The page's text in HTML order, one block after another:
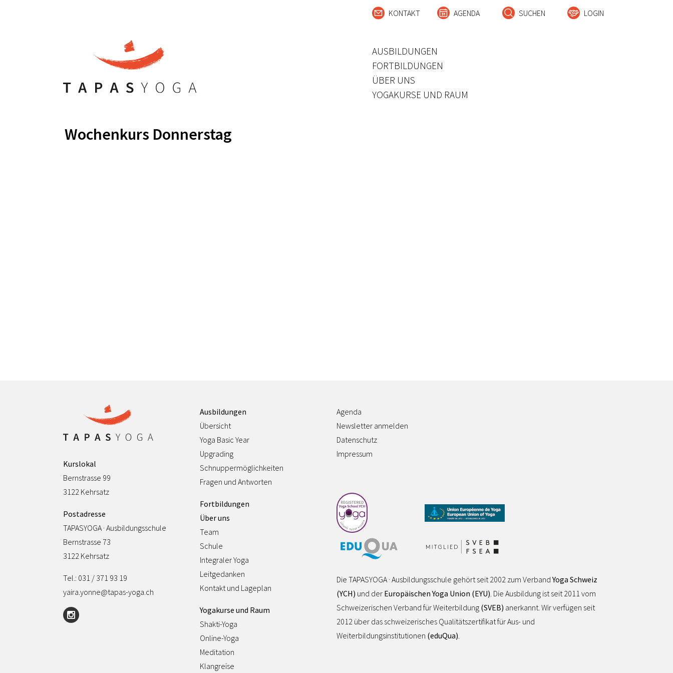
KONTAKT AGENDA SUCHEN LOGIN
AUSBILDUNGEN
FORTBILDUNGEN
ÜBER UNS
YOGAKURSE UND RAUM
Wochenkurs Donnerstag
Kurslokal
Bernstrasse 99
3122 Kehrsatz
Postadresse
TAPASYOGA · Ausbildungsschule
Bernstrasse 73
3122 Kehrsatz
Tel.: 031 / 371 93 19
yaira.yonne@tapas-yoga.ch
Ausbildungen
Übersicht
Yoga Basic Year
Upgrading
Schnuppermöglichkeiten
Fragen und Antworten
Fortbildungen
Über uns
Team
Schule
Integraler Yoga
Leitgedanken
Kontakt und Lageplan
Yogakurse und Raum
Shakti-Yoga
Online-Yoga
Meditation
Klangreise
Agenda
Newsletter anmelden
Datenschutz
Impressum
Die TAPASYOGA · Ausbildungsschule gehört seit 2002 zum VerbandYoga Schweiz
(YCH) und der Europäischen Yoga Union (EYU) . Die Ausbildung ist seit 2011 vom
Schweizerischen Verband für Weiterbildung (SVEB) anerkannt. Wir verfügen seit
2012 über das schweizerisches Qualitätszertifikat für Aus- und
Weiterbildungsinstitutionen (eduQua)